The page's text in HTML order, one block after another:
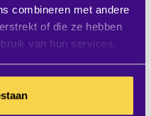
combineren met andere
of die ze hebben
van hun services.
project proberen wij
met mogelijk
‘iedereen’ te
met een open